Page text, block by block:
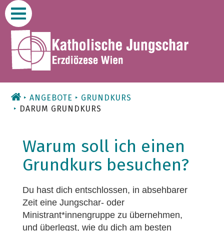
Zum
Inhalt
ANGEBOTE
GRUNDKURS
DARUM GRUNDKURS
Warum soll ich einen
Grundkurs besuchen?
Du hast dich entschlossen, in absehbarer
Zeit eine Jungschar- oder
Ministrant*innengruppe zu übernehmen,
und überlegst, wie du dich am besten